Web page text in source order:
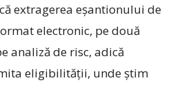
extragerea eșantionului de
electronic, pe două
analiză de risc, adică
eligibilității, unde știm